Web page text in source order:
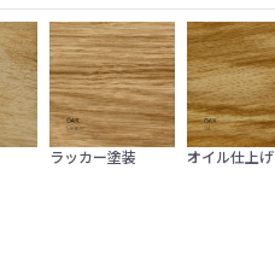
ラッカー塗装 オイル仕上げ